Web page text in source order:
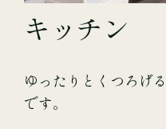
キッチン
ゆったりとくつろげ
です。